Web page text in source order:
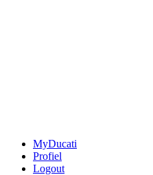
MyDucati
Profiel
Logout